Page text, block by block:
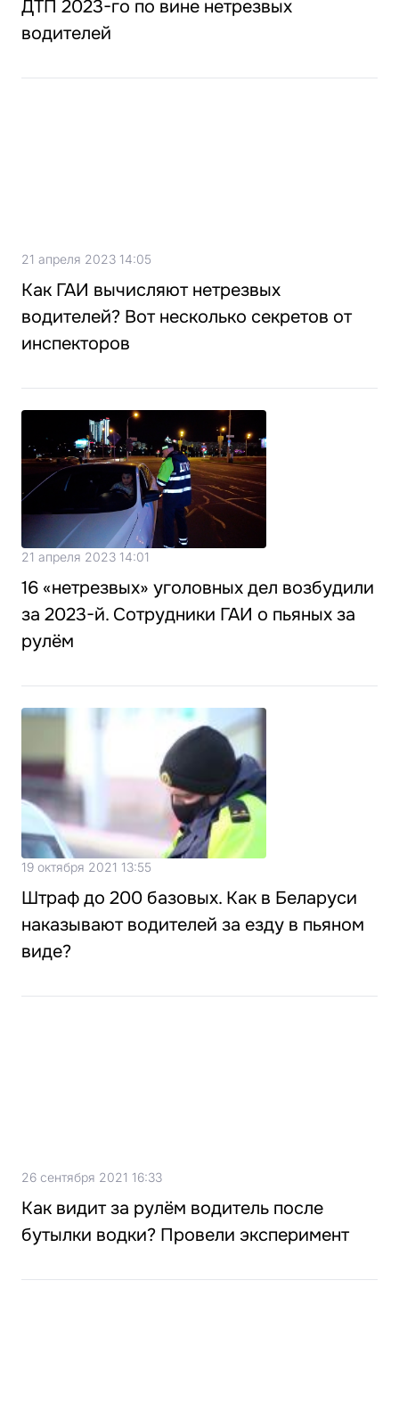
ДТП 2023-го по вине нетрезвых
водителей
21 апреля 2023 14:05
Как ГАИ вычисляют нетрезвых
водителей? Вот несколько секретов от
инспекторов
21 апреля 2023 14:01
16 «нетрезвых» уголовных дел возбудили
за 2023-й. Сотрудники ГАИ о пьяных за
рулём
19 октября 2021 13:55
Штраф до 200 базовых. Как в Беларуси
наказывают водителей за езду в пьяном
виде?
26 сентября 2021 16:33
Как видит за рулём водитель после
бутылки водки? Провели эксперимент